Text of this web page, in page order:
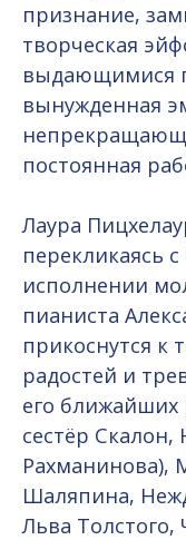
признание,
творческая
выдающимися
вынужденная
постоянная
Лаура
перекликаясь
исполнении
пианиста
прикоснутся к
радостей и
его ближайших
сестёр
Рахманинова),
Шаляпина,
Льва Толстого,